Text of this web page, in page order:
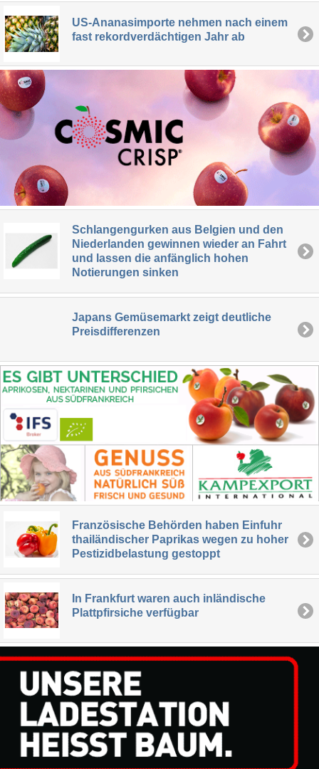
US-Ananasimporte nehmen nach einem
fast rekordverdächtigen Jahr ab
Schlangengurken aus Belgien und den
Niederlanden gewinnen wieder an Fahrt
und lassen die anfänglich hohen
Notierungen sinken
Japans Gemüsemarkt zeigt deutliche
Preisdifferenzen
Französische Behörden haben Einfuhr
thailändischer Paprikas wegen zu hoher
Pestizidbelastung gestoppt
In Frankfurt waren auch inländische
Plattpfirsiche verfügbar